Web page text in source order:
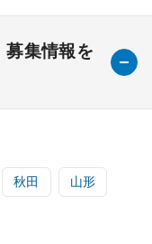
募集情報を
秋田 山形